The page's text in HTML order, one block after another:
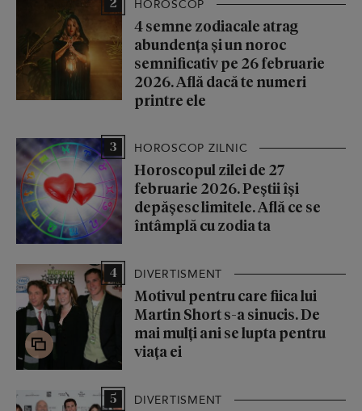
2 HOROSCOP
4 semne zodiacale atrag
abundența și un noroc
semnificativ pe 26 februarie
2026. Află dacă te numeri
printre ele
3 HOROSCOP ZILNIC
Horoscopul zilei de 27
februarie 2026. Peștii își
depășesc limitele. Află ce se
întâmplă cu zodia ta
4 DIVERTISMENT
Motivul pentru care fiica lui
Martin Short s-a sinucis. De
mai mulți ani se lupta pentru
viața ei
5 DIVERTISMENT